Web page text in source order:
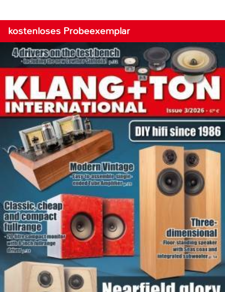
kostenloses Probeexemplar